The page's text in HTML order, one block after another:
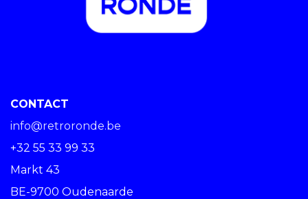
CONTACT
info@retroronde.be
+32 55 33 99 33
Markt 43
BE-9700 Oudenaarde